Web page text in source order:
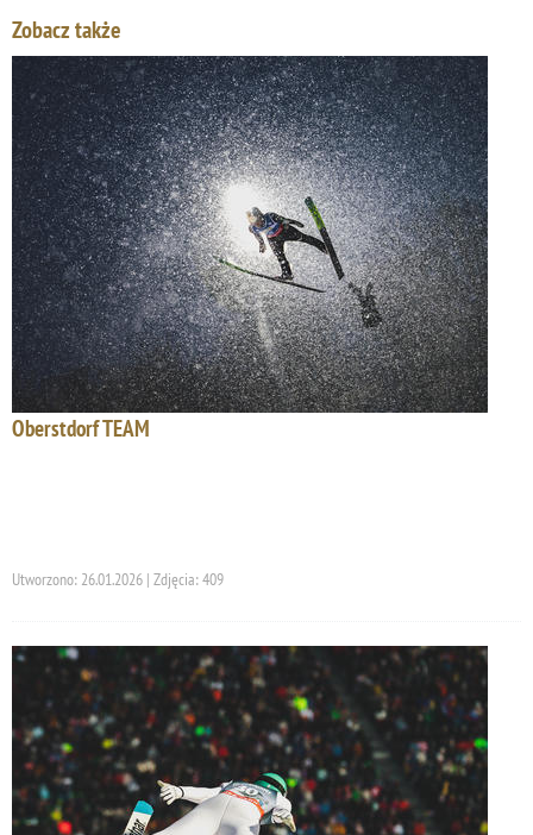
Zobacz także
Oberstdorf TEAM
Utworzono: 26.01.2026 | Zdjęcia: 409